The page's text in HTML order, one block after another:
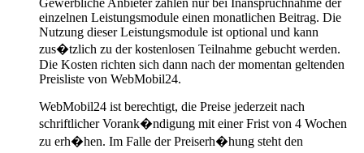
Gewerbliche Anbieter zahlen nur bei Inanspruchnahme der
einzelnen Leistungsmodule einen monatlichen Beitrag. Die
Nutzung dieser Leistungsmodule ist optional und kann
zus�tzlich zu der kostenlosen Teilnahme gebucht werden.
Die Kosten richten sich dann nach der momentan geltenden
Preisliste von WebMobil24.
WebMobil24 ist berechtigt, die Preise jederzeit nach
schriftlicher Vorank�ndigung mit einer Frist von 4 Wochen
zu erh�hen. Im Falle der Preiserh�hung steht den